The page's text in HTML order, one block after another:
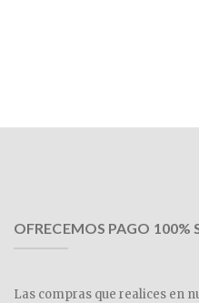
OFRECEMOS PAGO 100%
Las compras que realices en